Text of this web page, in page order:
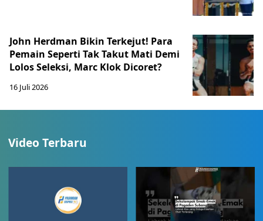
John Herdman Bikin Terkejut! Para
Pemain Seperti Tak Takut Mati Demi
Lolos Seleksi, Marc Klok Dicoret?
16 Juli 2026
Video Terbaru